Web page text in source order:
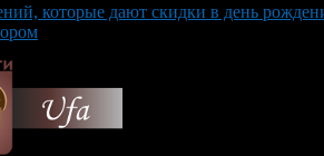
которые дают скидки в день